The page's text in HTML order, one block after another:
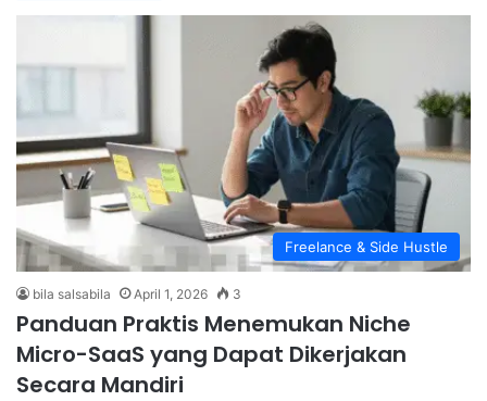
Freelance & Side Hustle
bila salsabila April 1, 2026 3
Panduan Praktis Menemukan Niche
Micro-SaaS yang Dapat Dikerjakan
Secara Mandiri